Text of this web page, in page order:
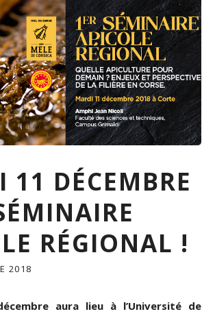
E
T
O
U
R
D
U
S
É
M
I
E
A
P
I
C
E
11 DÉCEMBRE
RÉGIONAL !
2018
aura lieu à l’Université de